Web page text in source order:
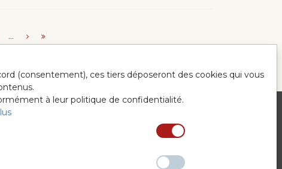
(consentement), ces tiers déposeront des cookies qui vous
à leur politique de confidentialité.